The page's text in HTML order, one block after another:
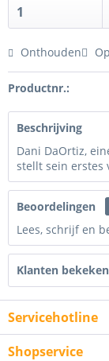
Onthouden
Productnr.:
Beschrijving
Dani DaOrtiz,
stellt sein erstes
Beoordelingen
Lees, schrijf en
Klanten
Servicehotline
Shopservice